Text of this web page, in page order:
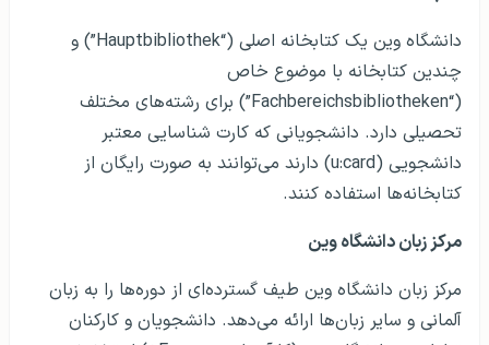
کتابخانه‌ها استفاده کنند.
مرکز زبان دانشگاه وین
مرکز زبان دانشگاه وین طیف گسترده‌ای از دوره‌ها را به زبان
آلمانی و سایر زبان‌ها ارائه می‌دهد. دانشجویان و کارکنان
قیمت دوره‌های خاص برخوردار می‌شوند.
موسسه ورزش دانشگاهی (USI)
این موسسه دوره‌های مختلف ورزشی را با قیمت‌های بسیار